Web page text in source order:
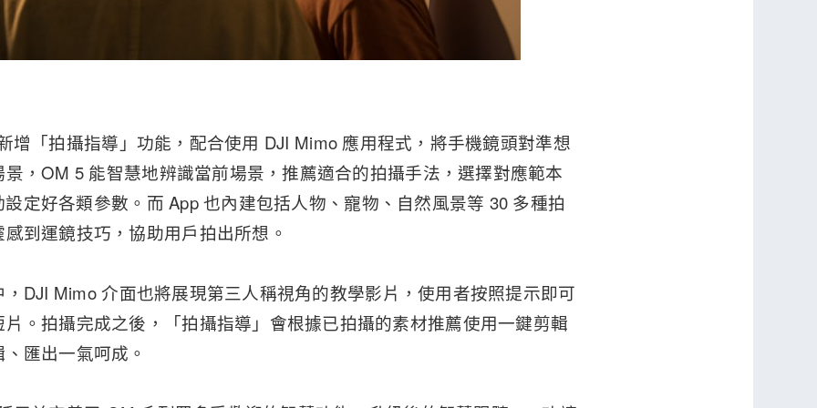
增「拍攝指導」功能，配合使用 DJI Mimo 應用程式，將手機鏡頭對準想
，OM 5 能智慧地辨識當前場景，推薦適合的拍攝手法，選擇對應範本
定好各類參數。而 App 也內建包括人物、寵物、自然風景等 30 多種拍
到運鏡技巧，協助用戶拍出所想。
DJI Mimo 介面也將展現第三人稱視角的教學影片，使用者按照提示即可
。拍攝完成之後，「拍攝指導」會根據已拍攝的素材推薦使用一鍵剪輯
匯出一氣呵成。